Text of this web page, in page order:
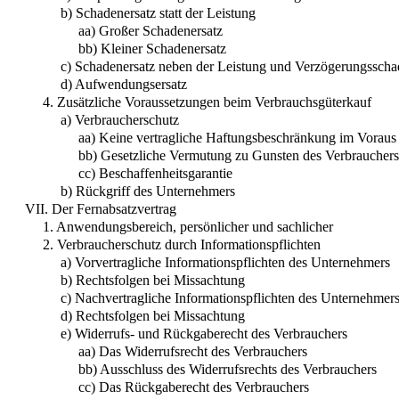
b) Schadenersatz statt der Leistung
aa) Großer Schadenersatz
bb) Kleiner Schadenersatz
c) Schadenersatz neben der Leistung und
d) Aufwendungsersatz
4. Zusätzliche Voraussetzungen beim Verbrauchsgüterkauf
a) Verbraucherschutz
aa) Keine vertragliche Haftungsbeschränkung im Voraus
bb) Gesetzliche Vermutung zu Gunsten des Verbrauchers
cc) Beschaffenheitsgarantie
b) Rückgriff des Unternehmers
VII. Der Fernabsatzvertrag
1. Anwendungsbereich, persönlicher und sachlicher
2. Verbraucherschutz durch Informationspflichten
a) Vorvertragliche Informationspflichten des Unternehmers
b) Rechtsfolgen bei Missachtung
c) Nachvertragliche Informationspflichten des Unternehmers
d) Rechtsfolgen bei Missachtung
e) Widerrufs- und Rückgaberecht des Verbrauchers
aa) Das Widerrufsrecht des Verbrauchers
bb) Ausschluss des Widerrufsrechts des Verbrauchers
cc) Das Rückgaberecht des Verbrauchers